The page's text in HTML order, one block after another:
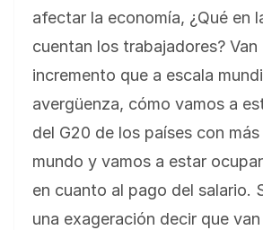
afectar la economía, ¿Qué en
cuentan los trabajadores? Van
incremento que a escala
avergüenza, cómo vamos a
del G20 de los países con
mundo y vamos a estar
en cuanto al pago del salario.
una exageración decir que